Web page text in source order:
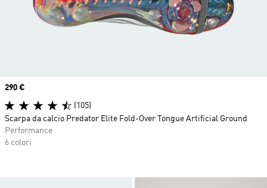
Price
290 €
(105)
Scarpa da calcio Predator Elite Fold-Over Tongue Artificial Ground
Performance
6 colori